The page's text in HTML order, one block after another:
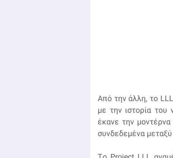
Από την άλλη, το
με την ιστορία του
έκανε την μοντέρνα
συνδεδεμένα